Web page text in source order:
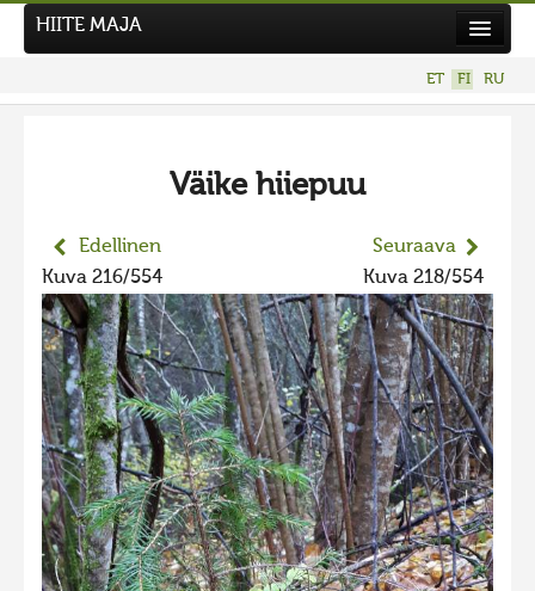
Hiite kuvavõistlus 2026
Hiisien kuvakilpailu 2025
2025 kuvakilpailu lisä
Liikuvad kuvad 2025
Hiisien kuvakilpailu 2024
2024 kuvakilpailu lisä
Liikkuvat kuvat 2024
Hiisien kuvakilpailu 2023
2023 kuvakilpailu lisä
HIITE MAJA
ET FI RU
Väike hiiepuu
Edellinen
Kuva 216/554
Seuraava
Kuva 218/554